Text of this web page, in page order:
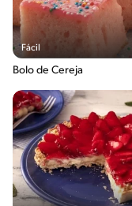
Fácil
Bolo de Cereja